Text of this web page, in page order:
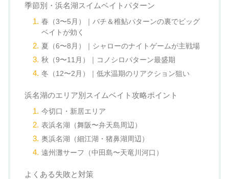
季節別・浜名湖スイムベイトパターン
春（3〜5月）｜バチ＆稚鮎パターンの裏でビッグ
ベイトが効く
夏（6〜8月）｜シャローのナイトゲームが主戦場
秋（9〜11月）｜コノシロパターン最盛期
冬（12〜2月）｜低水温期のリアクション狙い
浜名湖のエリア別スイムベイト攻略ポイント
今切口・新居エリア
表浜名湖（舞阪〜弁天島周辺）
奥浜名湖（細江湖・猪鼻湖周辺）
遠州灘サーフ（中田島〜天竜川河口）
よくある失敗と対策